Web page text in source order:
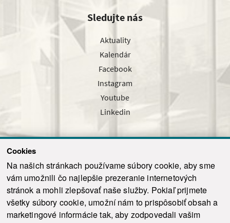
Cookies
Na našich stránkach používame súbory cookie, aby sme
vám umožnili čo najlepšie prezeranie internetových
stránok a mohli zlepšovať naše služby. Pokiaľ prijmete
všetky súbory cookie, umožní nám to prispôsobiť obsah a
marketingové informácie tak, aby zodpovedali vašim
Sledujte nás
Aktuality
Kalendár
Facebook
Instagram
Youtube
Linkedin
Odoslať